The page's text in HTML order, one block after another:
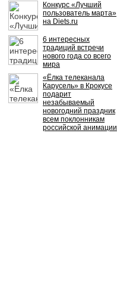
Конкурс «Лучший
пользователь марта»
на Diets.ru
6 интересных
традиций встречи
нового года со всего
мира
«Ёлка телеканала
Карусель» в Крокусе
подарит
незабываемый
новогодний праздник
всем поклонникам
российской анимации